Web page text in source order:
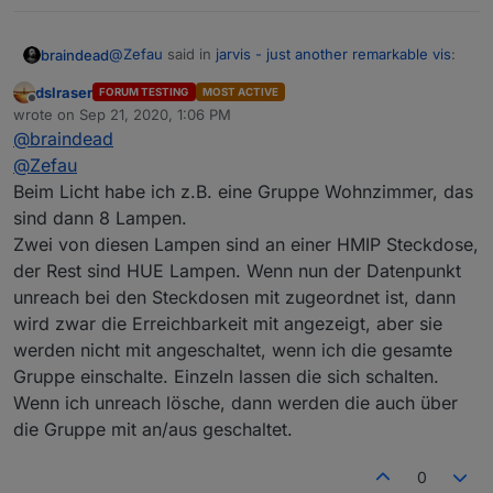
Beispiel: Status (3columns, davon 2 leer)
In diesem Fall fügst du die Geräte nicht direkt den
Gruppen zu. Du fügst die Gruppe ein und alle
nachfolgenden Geräte (bis zur nächsten Gruppe)
werden der Gruppe zugerechnet.
braindead@Zefau said in jarvis - just another remarkable vis:
In diesem Fall fügst du die Geräte nicht direkt
Das wirkte zunächst etwas komisch auf mich, ist
Offline
dslraser FORUM TESTING MOST ACTIVE
wrote on Sep 21, 2020, 1:06 PM
last edited by
@braindead
@Zefau
Beim Licht habe ich z.B. eine Gruppe Wohnzimmer, das
sind dann 8 Lampen.
Zwei von diesen Lampen sind an einer HMIP Steckdose,
der Rest sind HUE Lampen. Wenn nun der Datenpunkt
unreach bei den Steckdosen mit zugeordnet ist, dann
wird zwar die Erreichbarkeit mit angezeigt, aber sie
werden nicht mit angeschaltet, wenn ich die gesamte
Gruppe einschalte. Einzeln lassen die sich schalten.
Wenn ich unreach lösche, dann werden die auch über
die Gruppe mit an/aus geschaltet.
0